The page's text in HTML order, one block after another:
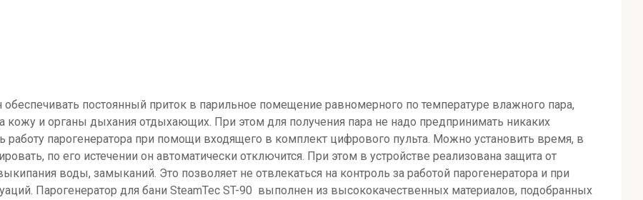
постоянный приток в парильное помещение равномерного по температуре влажного пара,
кожу и органы дыхания отдыхающих. При этом для получения пара не надо предпринимать никаких
работу парогенератора при помощи входящего в комплект цифрового пульта. Можно установить время, в
по его истечении он автоматически отключится. При этом в устройстве реализована защита от
воды, замыканий. Это позволяет не отвлекаться на контроль за работой парогенератора и при
Парогенератор для бани SteamTec ST-90 выполнен из высококачественных материалов, подобранных